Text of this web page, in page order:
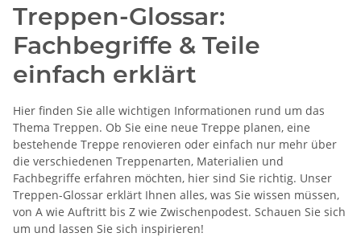
Treppen-Glossar:
Fachbegriffe & Teile
einfach erklärt
Hier finden Sie alle wichtigen Informationen rund um das
Thema Treppen. Ob Sie eine neue Treppe planen, eine
bestehende Treppe renovieren oder einfach nur mehr über
die verschiedenen Treppenarten, Materialien und
Fachbegriffe erfahren möchten, hier sind Sie richtig. Unser
Treppen-Glossar erklärt Ihnen alles, was Sie wissen müssen,
von A wie Auftritt bis Z wie Zwischenpodest. Schauen Sie sich
um und lassen Sie sich inspirieren!